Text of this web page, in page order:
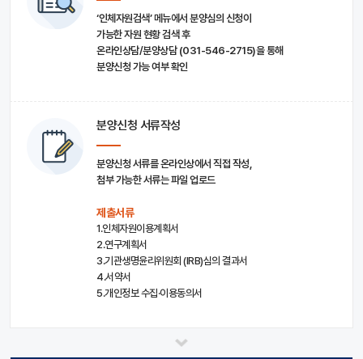
‘인체자원검색’ 메뉴에서 분양심의 신청이
가능한 자원 현황 검색 후
온라인상담/분양상담 (031-546-2715)을 통해
분양신청 가능 여부 확인
분양신청 서류작성
분양신청 서류를 온라인상에서 직접 작성,
첨부 가능한 서류는 파일 업로드
제출서류
1.인체자원이용계획서
2.연구계획서
3.기관생명윤리위원회 (IRB)심의 결과서
4.서약서
5.개인정보 수집·이용동의서